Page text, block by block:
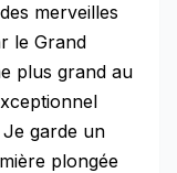
merveilles
le Grand
plus grand au
garde un
plongée